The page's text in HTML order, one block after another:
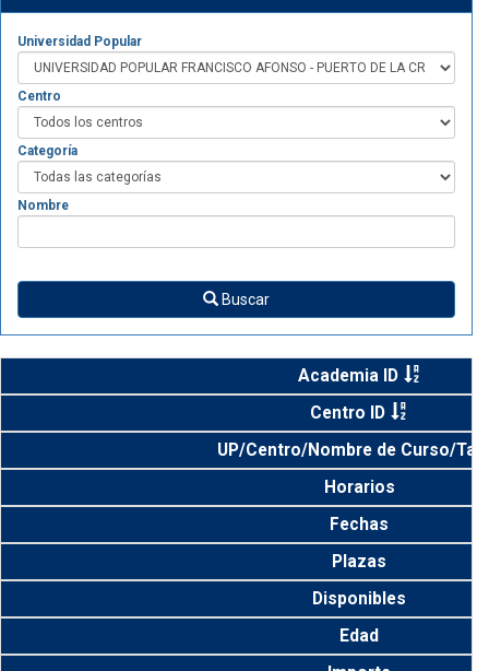
Universidad Popular
Centro
Categoría
Nombre
Buscar
Academia ID
Centro ID
UP/Centro/Nombre de Curso/
Horarios
Fechas
Plazas
Disponibles
Edad